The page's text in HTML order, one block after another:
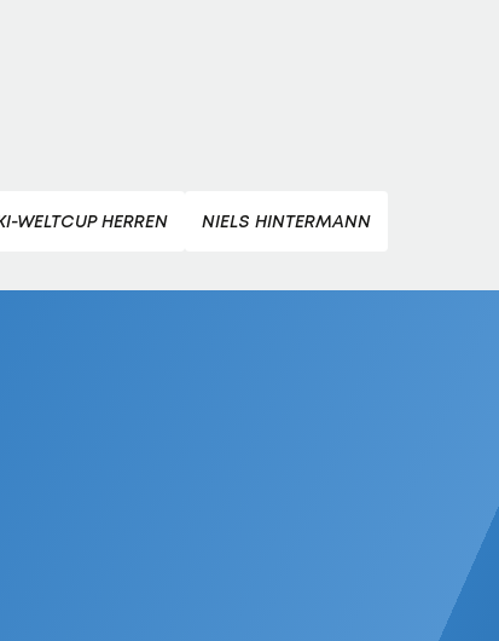
WELTCUP HERREN NIELS HINTERMANN